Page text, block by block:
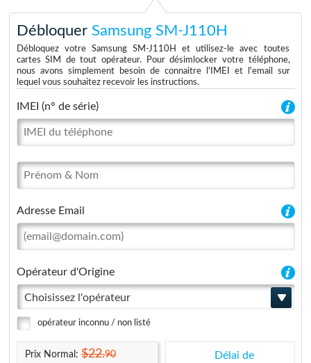
Débloquer Samsung SM-J110H
Débloquez votre Samsung SM-J110H et utilisez-le avec toutes
cartes SIM de tout opérateur. Pour désimlocker votre téléphone,
nous avons simplement besoin de connaitre l'IMEI et l'email sur
lequel vous souhaitez recevoir les instructions.
IMEI (n° de série)
Adresse Email
Opérateur d'Origine
Choisissez l'opérateur
opérateur inconnu / non listé
Prix Normal:$22.90
Délai de